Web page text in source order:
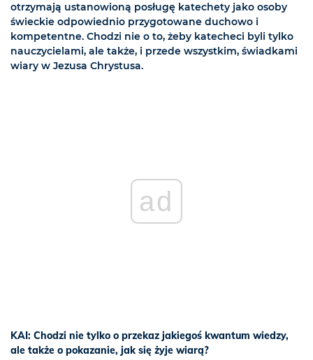
otrzymają ustanowioną posługę katechety jako osoby
świeckie odpowiednio przygotowane duchowo i
kompetentne. Chodzi nie o to, żeby katecheci byli tylko
nauczycielami, ale także, i przede wszystkim, świadkami
wiary w Jezusa Chrystusa.
ad
KAI: Chodzi nie tylko o przekaz jakiegoś kwantum wiedzy,
ale także o pokazanie, jak się żyje wiarą?